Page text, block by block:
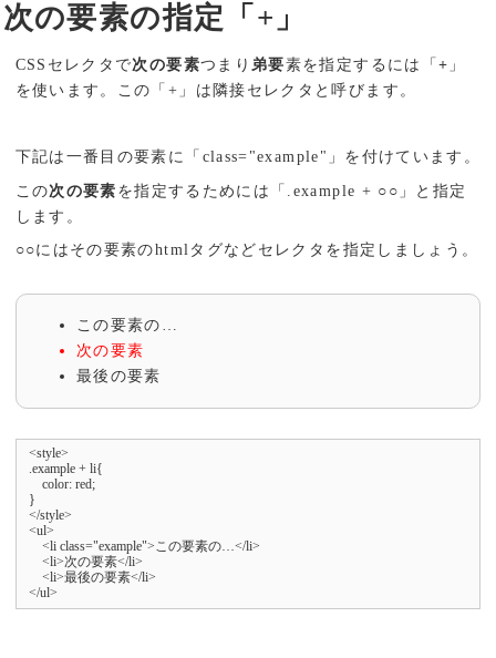
次の要素の指定「+」
CSSセレクタで次の要素つまり 弟要素を指定するには「+ 」
を使います。この「+」は隣接セレクタと呼びます。
下記は一番目の要素に「class="example"」を付けています。
この次の要素 を指定するためには「.example + ○○」と指定
します。
○○にはその要素のhtmlタグなどセレクタを指定しましょう。
この要素の…
次の要素
最後の要素
<style>
.example + li{
    color: red;
}
</style>
<ul>
    <li class="example">この要素の…</li>
    <li>次の要素</li>
    <li>最後の要素</li>
</ul>